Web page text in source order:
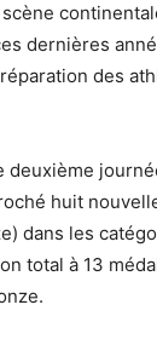
dernières
des
deuxième
huit
dans les
total à 13